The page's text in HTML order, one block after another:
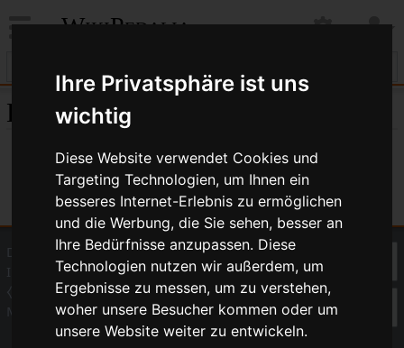
Ihre Privatsphäre ist uns
wichtig
Diese Website verwendet Cookies und
Targeting Technologien, um Ihnen ein
besseres Internet-Erlebnis zu ermöglichen
und die Werbung, die Sie sehen, besser an
Ihre Bedürfnisse anzupassen. Diese
Technologien nutzen wir außerdem, um
Ergebnisse zu messen, um zu verstehen,
woher unsere Besucher kommen oder um
unsere Website weiter zu entwickeln.
WikiPedalia
Einstellungen
Datenschutz
Über WikiPedalia
Impressum
⧼Cookie-Einstelungen anpassen⧽
Mobile Ansicht